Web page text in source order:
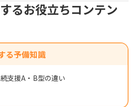
るお役立ちコンテン
る予備知識
支援A・B型の違い